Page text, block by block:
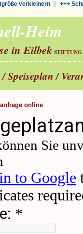
verkleinern| +++
Heim
in Eilbek
Speiseplan /
online